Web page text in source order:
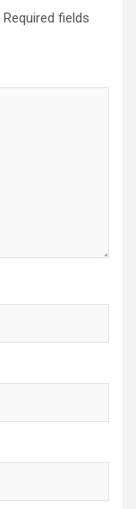
Required fields